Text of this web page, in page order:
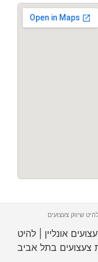
שיווק צעצועים